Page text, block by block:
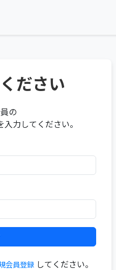
ださい
の
力してください。
会員登録 してください。